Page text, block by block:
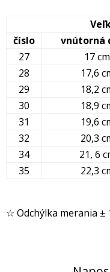
číslo
vnútorná
27
17 cm
28
17,6
29
18,2
30
18,9
31
19,6
32
20,3
34
21, 6
35
22,3
☆ Odchýlka merania ±